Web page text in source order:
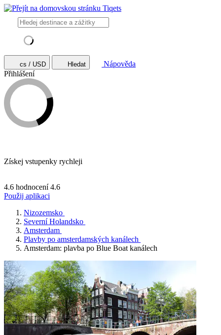
cs / USD Hledat
Nápověda
Přihlášení
Získej vstupenky rychleji
4.6 hodnocení 4.6
Použij aplikaci
Nizozemsko
Severní Holandsko
Amsterdam
Plavby po amsterdamských kanálech
Amsterdam: plavba po Blue Boat kanálech